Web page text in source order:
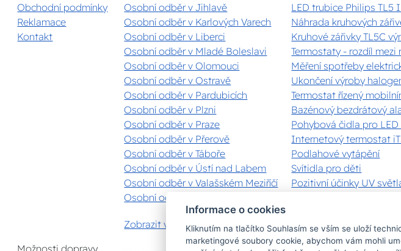
Obchodní podmínky
Reklamace
Kontakt
Osobní odběr v Jihlavě
Osobní odběr v Karlových Varech
Osobní odběr v Liberci
Osobní odběr v Mladé Boleslavi
Osobní odběr v Olomouci
Osobní odběr v Ostravě
Osobní odběr v Pardubicích
Osobní odběr v Plzni
Osobní odběr v Praze
Osobní odběr v Přerově
Osobní odběr v Táboře
Osobní odběr v Ústí nad Labem
Osobní odběr v Valašském Meziříčí
Osobní odběr v Zlíně
Zobrazit vše
LED trubice Philips TL5
Náhrada kruhových
Kruhové zářivky TL5C
Termostaty - rozdíl
Měření spotřeby
Ukončení výroby
Termostat řízený
Bazénový bezdrátový
Pohybová čidla pro
Internetový termostat
Podlahové vytápění
Svítidla pro děti
Pozitivní účinky UV
Možnosti dopravy
Informace o cookies
Kliknutím na tlačítko Souhlasím se vším se uloží
marketingové soubory cookie, abychom vám mohli